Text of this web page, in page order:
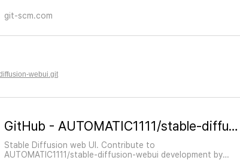
git-scm.com
webui.git
GitHub - AUTOMATIC1111/stable-diffusion-webui: Stable Diffusion web UI
Stable Diffusion web UI. Contribute to
AUTOMATIC1111/stable-diffusion-webui development by